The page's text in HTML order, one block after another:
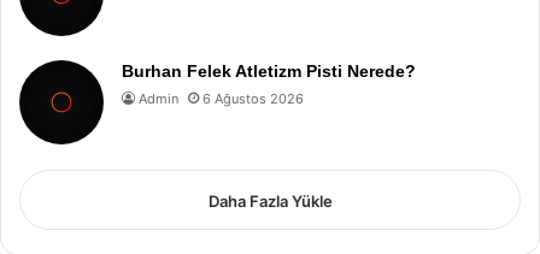
Burhan Felek Atletizm Pisti Nerede?
Admin 6 Ağustos 2026
Daha Fazla Yükle